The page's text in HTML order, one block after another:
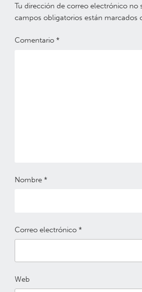
Tu dirección de correo electrónico no
campos obligatorios están marcados
Comentario *
Nombre *
Correo electrónico *
Web